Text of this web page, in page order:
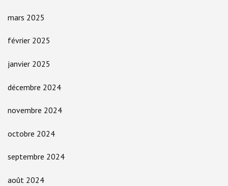
mars 2025
février 2025
janvier 2025
décembre 2024
novembre 2024
octobre 2024
septembre 2024
août 2024